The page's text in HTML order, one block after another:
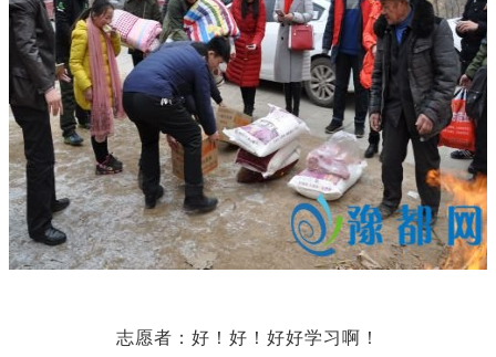
志愿者：好！好！好好学习啊！